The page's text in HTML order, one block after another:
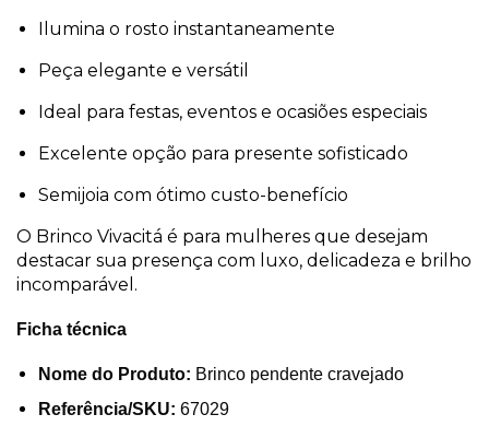
Ilumina o rosto instantaneamente
Peça elegante e versátil
Ideal para festas, eventos e ocasiões especiais
Excelente opção para presente sofisticado
Semijoia com ótimo custo-benefício
O Brinco Vivacitá é para mulheres que desejam
destacar sua presença com luxo, delicadeza e brilho
incomparável.
Ficha técnica
Nome do Produto: Brinco pendente cravejado
Referência/SKU: 67029